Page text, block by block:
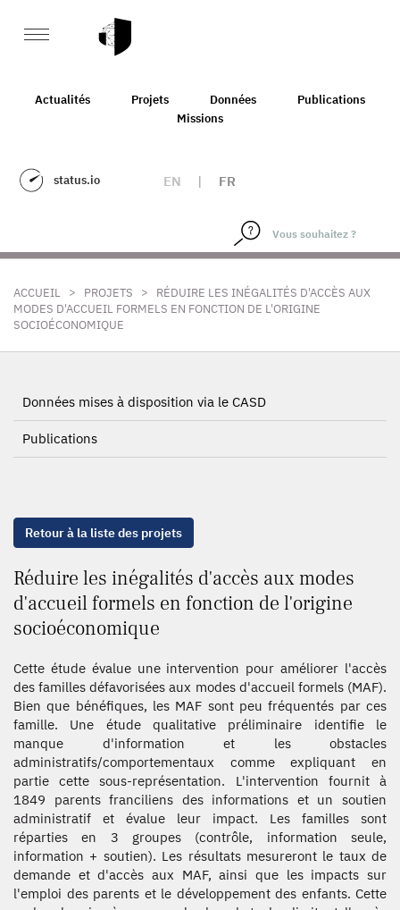
Actualités Projets Données
Publications
Missions
status.io EN | FR
ACCUEIL > PROJETS >
RÉDUIRE LES INÉGALITÉS D'ACCÈS AUX
MODES D'ACCUEIL FORMELS EN FONCTION DE L'ORIGINE
SOCIOÉCONOMIQUE
Données mises à disposition via le CASD
Publications
Retour à la liste des projets
Réduire les inégalités d'accès aux modes
d'accueil formels en fonction de l'origine
socioéconomique
Cette étude évalue une intervention pour améliorer l'accès
des familles défavorisées aux modes d'accueil formels (MAF).
Bien que bénéfiques, les MAF sont peu fréquentés par ces
famille. Une étude qualitative préliminaire identifie le
manque d'information et les obstacles
administratifs/comportementaux comme expliquant en
partie cette sous-représentation. L'intervention fournit à
1849 parents franciliens des informations et un soutien
administratif et évalue leur impact. Les familles sont
réparties en 3 groupes (contrôle, information seule,
information + soutien). Les résultats mesureront le taux de
demande et d'accès aux MAF, ainsi que les impacts sur
l'emploi des parents et le développement des enfants. Cette